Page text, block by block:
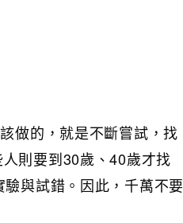
做的，就是不斷嘗試，找
則要到30歲、40歲才找
與試錯。因此，千萬不要